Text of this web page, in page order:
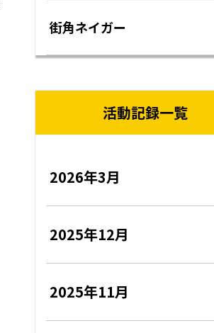
街角ネイガー
活動記録一覧
2026年3月
2025年12月
2025年11月